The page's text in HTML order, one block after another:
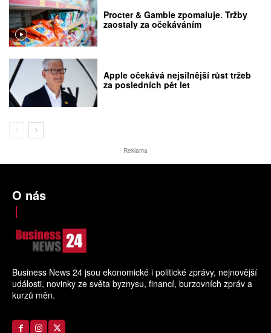
Procter & Gamble zpomaluje. Tržby
zaostaly za očekáváním
Apple očekává nejsilnější růst tržeb
za posledních pět let
Reklama
O nás
Business News 24 jsou ekonomické i politické zprávy, nejnovější
události, novinky ze světa byznysu, financí, burzovních zpráv a
kurzů měn.